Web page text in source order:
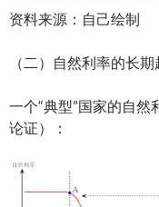
资料来源：自己绘制
（二）自然利率的长
一个“典型”国家的自然
论证）：